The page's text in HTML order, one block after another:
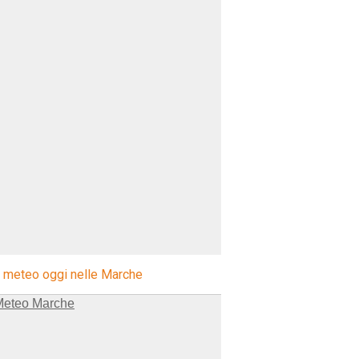
meteo oggi nelle Marche